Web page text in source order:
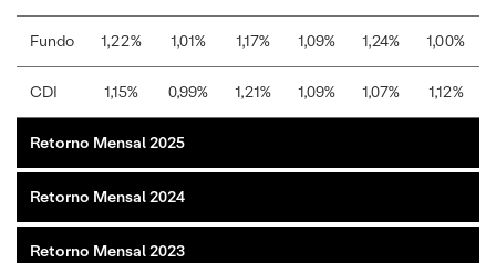
Fundo 1,22% 1,01% 1,17% 1,09% 1,24% 1,00%
CDI 1,15% 0,99% 1,21% 1,09% 1,07% 1,12%
Retorno Mensal 2025
Retorno Mensal 2024
Retorno Mensal 2023